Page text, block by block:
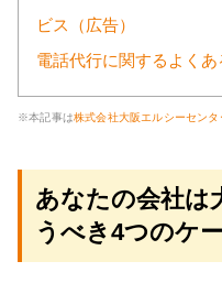
ビス（広告）
電話代行に関するよくあ
※本記事は株式会社大阪エルシーセンタ
あなたの会社は
うべき4つのケ